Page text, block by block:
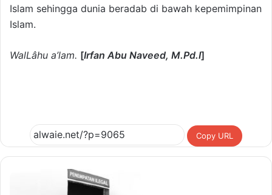
Islam sehingga dunia beradab di bawah kepemimpinan
Islam.
WalLâhu a’lam. [Irfan Abu Naveed, M.Pd.I]
Copy URL